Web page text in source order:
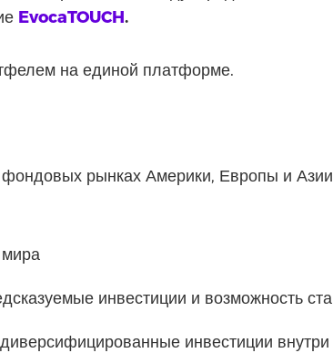
EvocaTOUCH.
на единой платформе.
фондовых рынках Америки, Европы и
инвестиции и возможность
диверсифицированные инвестиции внутри